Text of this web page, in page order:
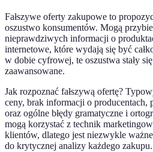
Fałszywe oferty zakupowe to
oszustwo konsumentów. Mogą
nieprawdziwych informacji o
internetowe, które wydają się być
w dobie cyfrowej, te oszustwa stały
zaawansowane.
Jak rozpoznać fałszywą ofertę?
ceny, brak informacji o producentach,
oraz ogólne błędy gramatyczne i
mogą korzystać z technik
klientów, dlatego jest niezwykle
do krytycznej analizy każdego zakupu.